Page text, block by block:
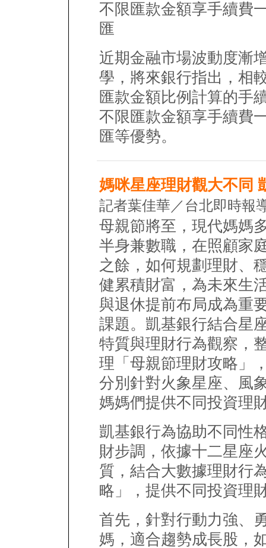
不限匯款金額享手續費
匯
近期金融市場波動度漸
學，將來銀行指出，相
匯款金額比例計算的手
不限匯款金額享手續費
匯等優勢。
媽咪星座理財觀大不同
記者葉佳華／台北即時報
母親節將至，現代媽媽
半身兼數職，在照顧家
之餘，如何規劃理財、
健累積財富，為未來生
與退休提前布局成為重
課題。凱基銀行結合星
特質與理財行為觀察，
理「母親節理財攻略」
分別針對火象星座、風
媽媽們提供不同投資理
凱基銀行為協助不同性
財步調，依據十二星座
質，結合大數據理財行
略」，提供不同投資理
首先，針對行動力強、
媽，適合趨勢成長股，